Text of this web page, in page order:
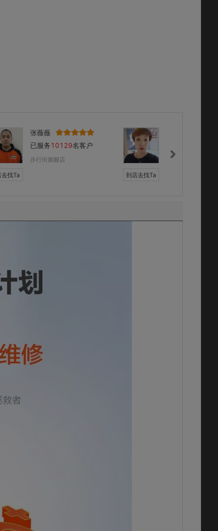
去找Ta
张薇薇
已服务10129名客户
步行街旗舰店
到店去找Ta
步行街旗舰店